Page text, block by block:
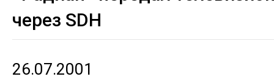
через SDH
26.07.2001